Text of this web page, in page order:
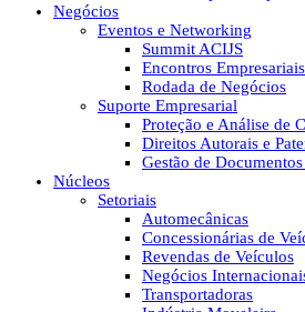
Negócios
Eventos e Networking
Summit ACIJS
Encontros Empresariais
Rodada de Negócios
Suporte Empresarial
Proteção e Análise de
Direitos Autorais e
Gestão de
Núcleos
Setoriais
Automecânicas
Concessionárias de
Revendas de Veículos
Negócios
Transportadoras